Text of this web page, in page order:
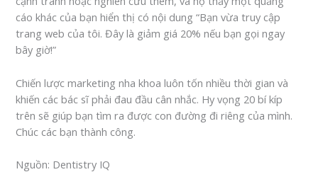
cáo khác của bạn hiển thị có nội dung “Bạn vừa truy cập
trang web của tôi. Đây là giảm giá 20% nếu bạn gọi ngay
bây giờ!”
Chiến lược marketing nha khoa luôn tốn nhiều thời gian và
khiến các bác sĩ phải đau đầu cân nhắc. Hy vọng 20 bí kíp
trên sẽ giúp bạn tìm ra được con đường đi riêng của mình.
Chúc các bạn thành công.
Nguồn: Dentistry IQ